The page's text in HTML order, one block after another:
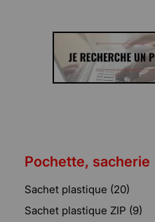
Pochette, sacherie
Sachet plastique (20)
Sachet plastique ZIP (9)